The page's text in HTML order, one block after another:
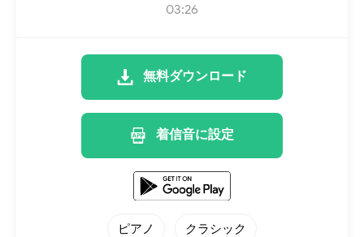
03:26
無料ダウンロード
着信音に設定
ピアノ クラシック